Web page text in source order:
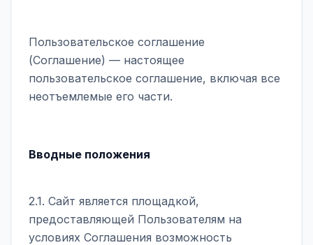
Пользовательское соглашение
(Соглашение) — настоящее
пользовательское соглашение, включая все
неотъемлемые его части.
Вводные положения
2.1. Сайт является площадкой,
предоставляющей Пользователям на
условиях Соглашения возможность